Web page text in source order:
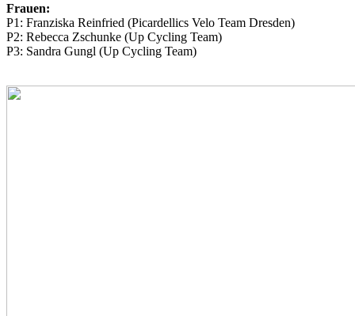
Frauen:
P1: Franziska Reinfried (Picardellics Velo Team Dresden)
P2: Rebecca Zschunke (Up Cycling Team)
P3: Sandra Gungl (Up Cycling Team)